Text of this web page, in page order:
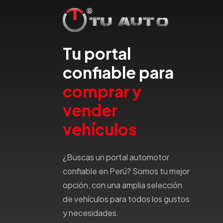
Emgrand
Faw
Fiat
Ford
Foton
Gac
Geely
Gmc
Great Wall
Hafei
Haima
Haval
Hillman
Tu portal
confiable para
comprar y
vender
vehículos
¿Buscas un portal automotor
confiable en Perú? Somos tu mejor
opción, con una amplia selección
de vehículos para todos los gustos
y necesidades.